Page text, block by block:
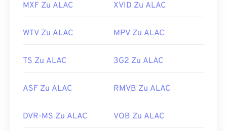
MXF Zu ALAC XVID Zu ALAC
WTV Zu ALAC MPV Zu ALAC
TS Zu ALAC 3G2 Zu ALAC
ASF Zu ALAC RMVB Zu ALAC
DVR-MS Zu ALAC VOB Zu ALAC